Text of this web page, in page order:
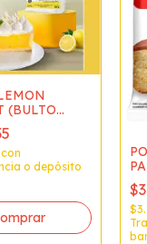
(BULTO
con
o depósito